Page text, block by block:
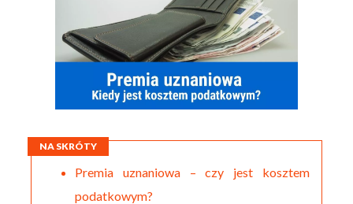
NA SKRÓTY
Premia uznaniowa – czy jest kosztem
podatkowym?